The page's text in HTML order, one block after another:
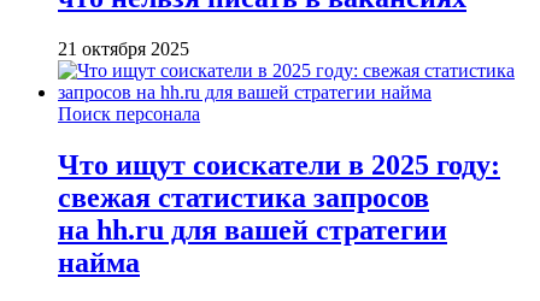
21 октября 2025
Поиск персонала
Что ищут соискатели в 2025 году:
свежая статистика запросов
на hh.ru для вашей стратегии
найма